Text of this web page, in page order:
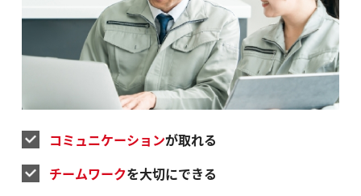
コミュニケーションが取れる
チームワークを大切にできる